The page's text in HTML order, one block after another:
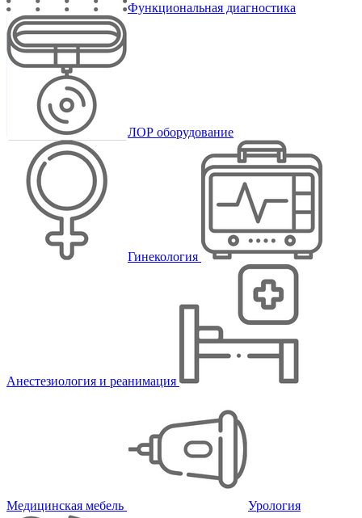
Функциональная диагностика
ЛОР оборудование
Гинекология
Анестезиология и реанимация
Медицинская мебель Урология